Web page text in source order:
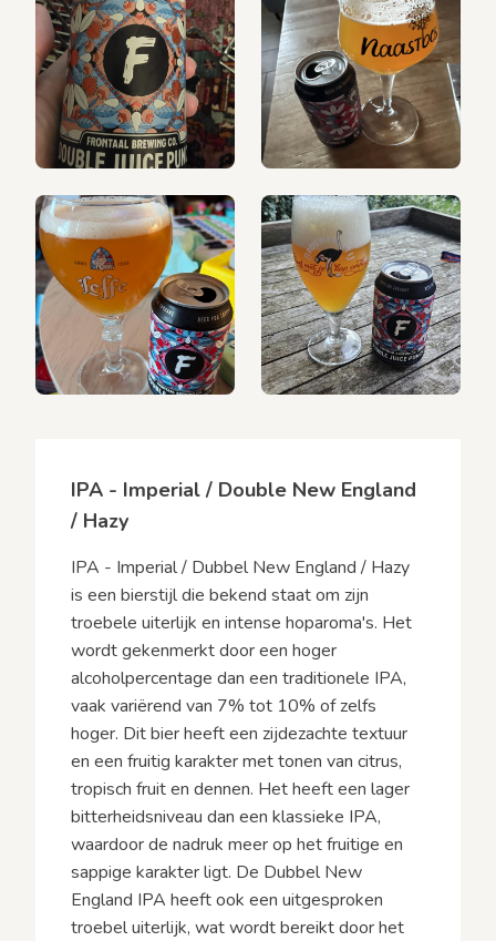
IPA - Imperial / Double New England
/ Hazy
IPA - Imperial / Dubbel New England / Hazy
is een bierstijl die bekend staat om zijn
troebele uiterlijk en intense hoparoma's. Het
wordt gekenmerkt door een hoger
alcoholpercentage dan een traditionele IPA,
vaak variërend van 7% tot 10% of zelfs
hoger. Dit bier heeft een zijdezachte textuur
en een fruitig karakter met tonen van citrus,
tropisch fruit en dennen. Het heeft een lager
bitterheidsniveau dan een klassieke IPA,
waardoor de nadruk meer op het fruitige en
sappige karakter ligt. De Dubbel New
England IPA heeft ook een uitgesproken
troebel uiterlijk, wat wordt bereikt door het